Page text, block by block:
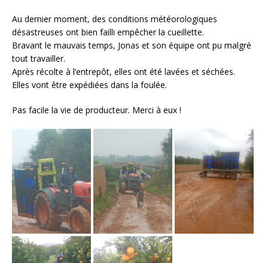
Au dernier moment, des conditions météorologiques
désastreuses ont bien failli empêcher la cueillette.
Bravant le mauvais temps, Jonas et son équipe ont pu malgré
tout travailler.
Après récolte à l’entrepôt, elles ont été lavées et séchées.
Elles vont être expédiées dans la foulée.
Pas facile la vie de producteur. Merci à eux !